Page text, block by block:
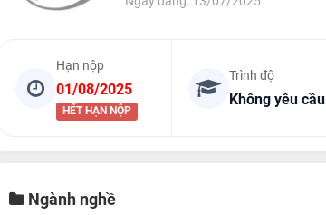
Hạn nộp
01/08/2025
HẾT HẠN NỘP
Trình độ
Không yêu cầu
Ngành nghề